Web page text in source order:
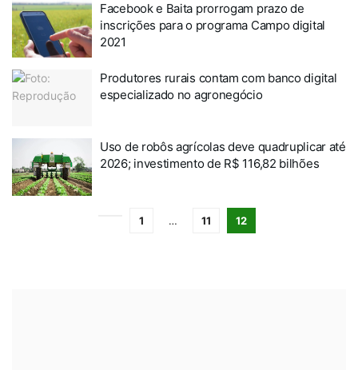
Facebook e Baita prorrogam prazo de
inscrições para o programa Campo digital
2021
Produtores rurais contam com banco digital
especializado no agronegócio
Uso de robôs agrícolas deve quadruplicar até
2026; investimento de R$ 116,82 bilhões
1 … 11 12